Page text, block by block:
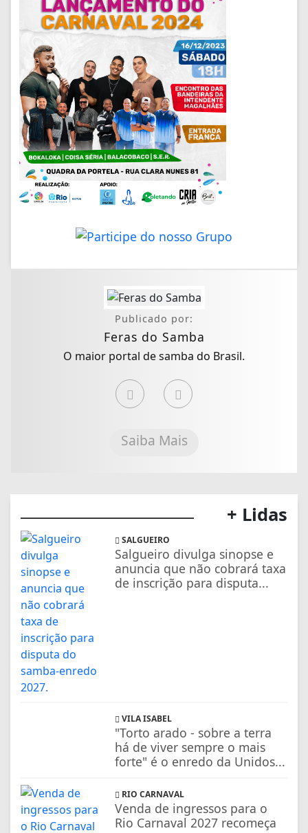
Publicado por:
Feras do Samba
O maior portal de samba do Brasil.
Saiba Mais
+ Lidas
SALGUEIRO
Salgueiro divulga sinopse e
anuncia que não cobrará taxa
de inscrição para disputa...
VILA ISABEL
"Torto arado - sobre a terra
há de viver sempre o mais
forte" é o enredo da Unidos...
RIO CARNAVAL
Venda de ingressos para o
Rio Carnaval 2027 recomeça